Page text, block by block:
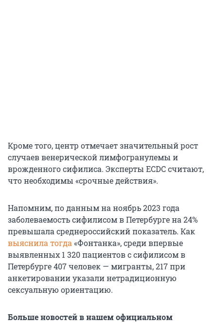
Кроме того, центр отмечает значительный рост
случаев венерической лимфогранулемы и
врожденного сифилиса. Эксперты ECDC считают,
что необходимы «срочные действия».
Напомним, по данным на ноябрь 2023 года
заболеваемость сифилисом в Петербурге на 24%
превышала среднероссийский показатель. Как
выяснила тогда «Фонтанка», среди впервые
выявленных 1 320 пациентов с сифилисом в
Петербурге 407 человек — мигранты, 217 при
анкетировании указали нетрадиционную
сексуальную ориентацию.
Больше новостей в нашем официальном